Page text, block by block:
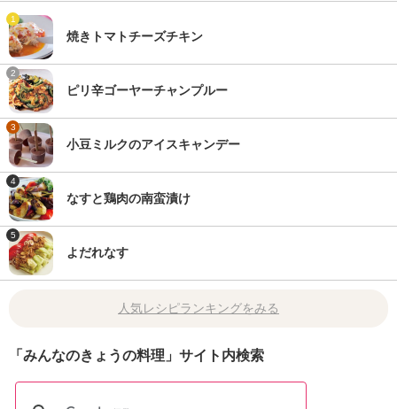
1
焼きトマトチーズチキン
2
ピリ辛ゴーヤーチャンプルー
3
小豆ミルクのアイスキャンデー
4
なすと鶏肉の南蛮漬け
5
よだれなす
人気レシピランキングをみる
「みんなのきょうの料理」サイト内検索